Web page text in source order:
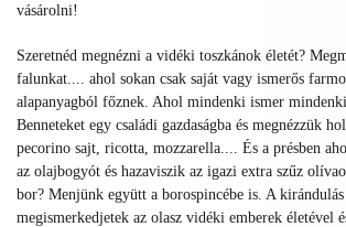
vásárolni!
Szeretnéd megnézni a vidéki toszkánok életét?
falunkat.... ahol sokan csak saját vagy ismerős
alapanyagból főznek. Ahol mindenki ismer
Benneteket egy családi gazdaságba és megnézzük
pecorino sajt, ricotta, mozzarella.... És a présben
az olajbogyót és hazaviszik az igazi extra szűz
bor? Menjünk együtt a borospincébe is. A
megismerkedjetek az olasz vidéki emberek életével